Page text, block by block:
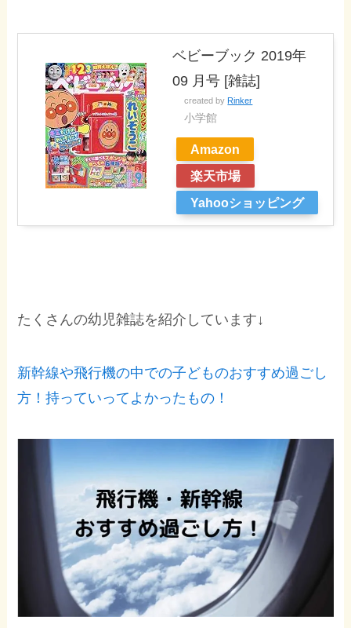
ベビーブック 2019年
09 月号 [雑誌]
created by Rinker
小学館
Amazon
楽天市場
Yahooショッピング
たくさんの幼児雑誌を紹介しています↓
新幹線や飛行機の中での子どものおすすめ過ごし
方！持っていってよかったもの！